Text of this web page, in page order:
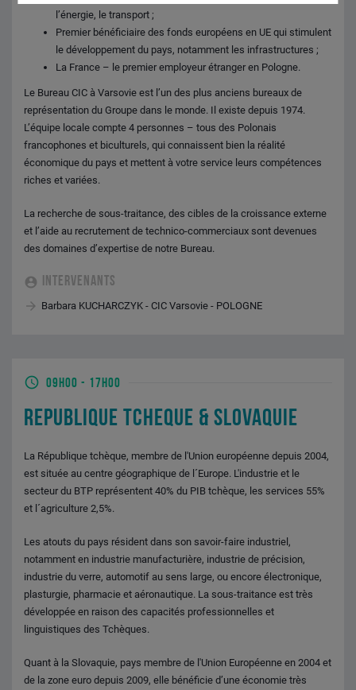
l’énergie, le transport ;
Premier bénéficiaire des fonds européens en UE qui stimulent
le développement du pays, notamment les infrastructures ;
La France – le premier employeur étranger en Pologne.
Le Bureau CIC à Varsovie est l’un des plus anciens bureaux de
représentation du Groupe dans le monde. Il existe depuis 1974.
L’équipe locale compte 4 personnes – tous des Polonais
francophones et biculturels, qui connaissent bien la réalité
économique du pays et mettent à votre service leurs compétences
riches et variées.
La recherche de sous-traitance, des cibles de la croissance externe
et l’aide au recrutement de technico-commerciaux sont devenues
des domaines d’expertise de notre Bureau.
INTERVENANTS
Barbara KUCHARCZYK - CIC Varsovie - POLOGNE
09H00 - 17H00
REPUBLIQUE TCHEQUE & SLOVAQUIE
La République tchèque, membre de l'Union européenne depuis 2004,
est située au centre géographique de l´Europe. L'industrie et le
secteur du BTP représentent 40% du PIB tchèque, les services 55%
et l´agriculture 2,5%.
Les atouts du pays résident dans son savoir-faire industriel,
notamment en industrie manufacturière, industrie de précision,
industrie du verre, automotif au sens large, ou encore électronique,
plasturgie, pharmacie et aéronautique. La sous-traitance est très
développée en raison des capacités professionnelles et
linguistiques des Tchèques.
Quant à la Slovaquie, pays membre de l'Union Européenne en 2004 et
de la zone euro depuis 2009, elle bénéficie d’une économie très